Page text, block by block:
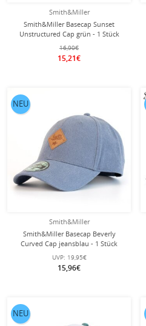
Smith&Miller
Smith&Miller Basecap Sunset
Unstructured Cap grün - 1 Stück
16,90€
15,21€
Smith&Miller
Smith&Miller Basecap Beverly
Curved Cap jeansblau - 1 Stück
UVP: 19,95€
15,96€
NEU
NEU